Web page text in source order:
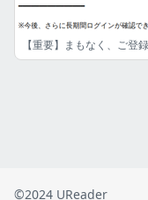
【重要】まもなく、ご登
©2024 UReader